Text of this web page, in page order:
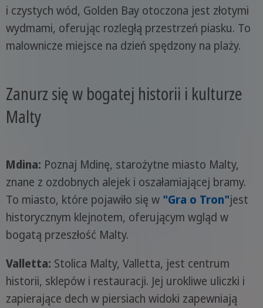
i czystych wód, Golden Bay otoczona jest złotymi
wydmami, oferując rozległą przestrzeń piasku. To
malownicze miejsce na dzień spędzony na plaży.
Zanurz się w bogatej historii i kulturze
Malty
Mdina: Poznaj Mdinę, starożytne miasto Malty,
znane z ozdobnych alejek i oszałamiającej bramy.
To miasto, które pojawiło się w "Gra o Tron"jest
historycznym klejnotem, oferującym wgląd w
bogatą przeszłość Malty.
Valletta: Stolica Malty, Valletta, jest centrum
historii, sklepów i restauracji. Jej urokliwe uliczki i
zapierające dech w piersiach widoki zapewniają